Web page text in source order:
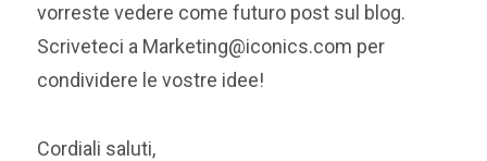
vorreste vedere come futuro post sul blog.
Scriveteci a Marketing@iconics.com per
condividere le vostre idee!
Cordiali saluti,